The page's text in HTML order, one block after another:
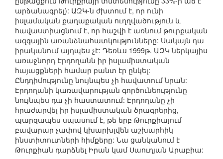
արձանագրել): ԱԶԿ-ն ժխտում է, որ ունի
իսլամական քաղաքական ուղղվածություն և
հավաստիացնում է, որ հաշվի է առնում թուրքական
ազգային առանձնահատկությունները: Սակայն դա
իրականում այդպես չէ: Դեռևս 1999թ. ԱԶԿ ներկայիս
առաջնորդ Էրդողանն իր իսլամիստական
հայացքների համար բանտ էր ընկել:
Ընդդիմությունը նույնպես չի հավատում նրան:
Էրդողանի կառավարության գործունեությունը
նույնպես դա չի հաստատում: Էրդողանը չի
հրաժարվել իր իսլամիստական ծրագրերից,
պարզապես սպասում է, թե երբ Թուրքիայում
բավարար չափով կխարխլվեն աշխարհիկ
ինստիտուտների հիմքերը: Նա ցանկանում է
Թուրքիան դարձնել Իրան կամ Սաուդյան Արաբիա: